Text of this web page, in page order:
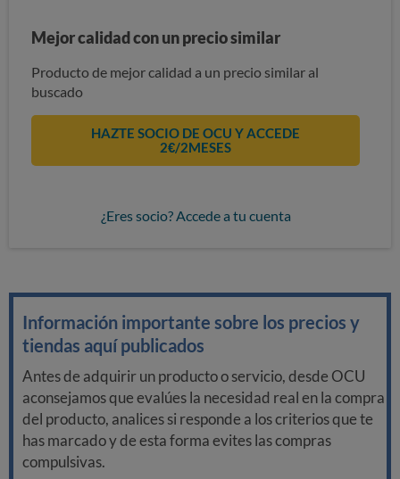
Mejor calidad con un precio similar
Producto de mejor calidad a un precio similar al
buscado
HAZTE SOCIO DE OCU Y ACCEDE
2€/2MESES
¿Eres socio? Accede a tu cuenta
Información importante sobre los precios y
tiendas aquí publicados
Antes de adquirir un producto o servicio, desde OCU
aconsejamos que evalúes la necesidad real en la compra
del producto, analices si responde a los criterios que te
has marcado y de esta forma evites las compras
compulsivas.